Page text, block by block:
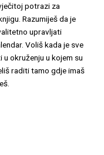
potrazi za
Razumiješ da je
upravljati
Voliš kada je sve
okruženju u kojem su
raditi tamo gdje imaš